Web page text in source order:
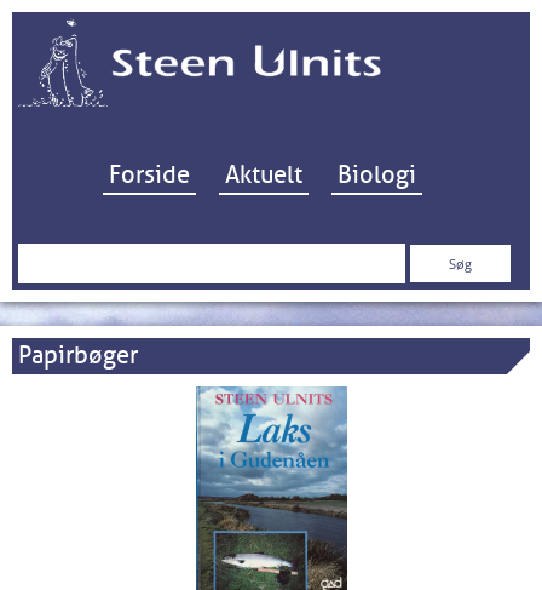
Hop til indhold
Forside Aktuelt Biologi
Søg
Papirbøger